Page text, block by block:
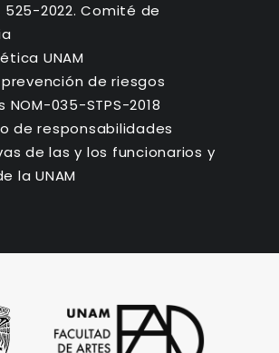
525-2022. Comité de
UNAM
de riesgos
035-STPS-2018
de responsabilidades
de las y los funcionarios y
la UNAM